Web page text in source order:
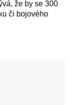
že by se 300
či bojového